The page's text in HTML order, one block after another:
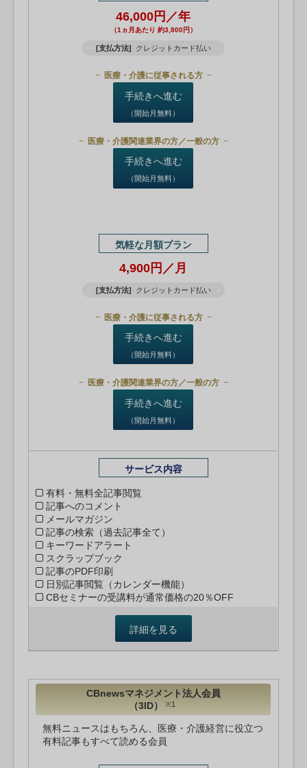
46,000円／年
（1ヵ月あたり 約3,800円）
[支払方法] クレジットカード払い
医療・介護に従事される方
手続きへ進む
（開始月無料）
医療・介護関連業界の方／一般の方
手続きへ進む
（開始月無料）
気軽な月額プラン
4,900円／月
[支払方法] クレジットカード払い
医療・介護に従事される方
手続きへ進む
（開始月無料）
医療・介護関連業界の方／一般の方
手続きへ進む
（開始月無料）
サービス内容
有料・無料全記事閲覧
記事へのコメント
メールマガジン
記事の検索（過去記事全て）
キーワードアラート
スクラップブック
記事のPDF印刷
日別記事閲覧（カレンダー機能）
CBセミナーの受講料が通常価格の20％OFF
詳細を見る
CBnewsマネジメント法人会員
（3ID）
※1
無料ニュースはもちろん、医療・介護経営に役立つ
有料記事もすべて読める会員